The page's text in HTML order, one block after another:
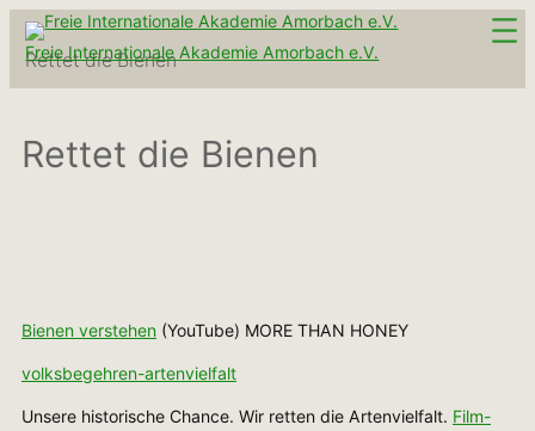
Zum
Inhalt
springen
Rettet die Bienen
Freie Internationale Akademie Amorbach e.V.
Rettet die Bienen
Bienen verstehen (YouTube) MORE THAN HONEY
volksbegehren-artenvielfalt
Unsere historische Chance. Wir retten die Artenvielfalt. Film-